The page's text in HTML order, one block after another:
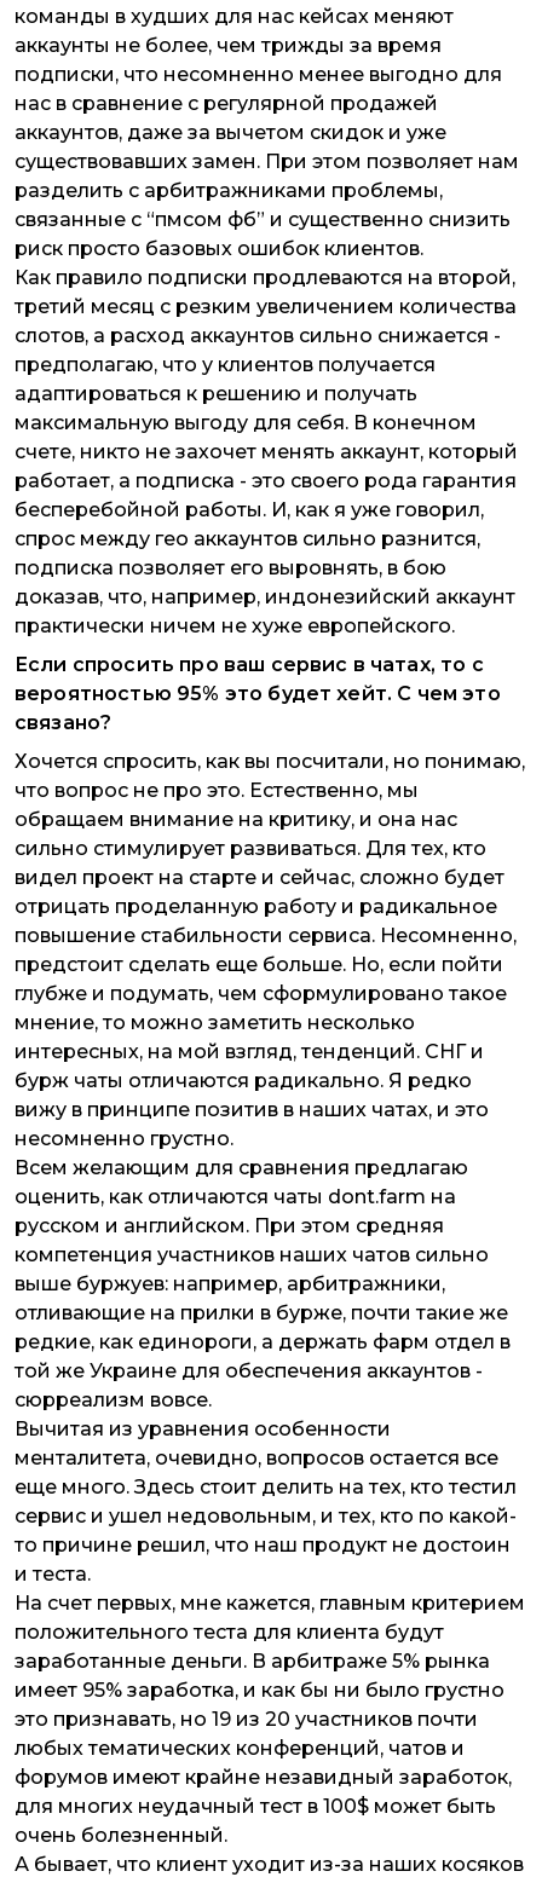
команды в худших для нас кейсах меняют
аккаунты не более, чем трижды за время
подписки, что несомненно менее выгодно для
нас в сравнение с регулярной продажей
аккаунтов, даже за вычетом скидок и уже
существовавших замен. При этом позволяет нам
разделить с арбитражниками проблемы,
связанные с “пмсом фб” и существенно снизить
риск просто базовых ошибок клиентов.
Как правило подписки продлеваются на второй,
третий месяц с резким увеличением количества
слотов, а расход аккаунтов сильно снижается -
предполагаю, что у клиентов получается
адаптироваться к решению и получать
максимальную выгоду для себя. В конечном
счете, никто не захочет менять аккаунт, который
работает, а подписка - это своего рода гарантия
бесперебойной работы. И, как я уже говорил,
спрос между гео аккаунтов сильно разнится,
подписка позволяет его выровнять, в бою
доказав, что, например, индонезийский аккаунт
практически ничем не хуже европейского.
Если спросить про ваш сервис в чатах, то с
вероятностью 95% это будет хейт. С чем это
связано?
Хочется спросить, как вы посчитали, но понимаю,
что вопрос не про это. Естественно, мы
обращаем внимание на критику, и она нас
сильно стимулирует развиваться. Для тех, кто
видел проект на старте и сейчас, сложно будет
отрицать проделанную работу и радикальное
повышение стабильности сервиса. Несомненно,
предстоит сделать еще больше. Но, если пойти
глубже и подумать, чем сформулировано такое
мнение, то можно заметить несколько
интересных, на мой взгляд, тенденций. СНГ и
бурж чаты отличаются радикально. Я редко
вижу в принципе позитив в наших чатах, и это
несомненно грустно.
Всем желающим для сравнения предлагаю
оценить, как отличаются чаты dont.farm на
русском и английском. При этом средняя
компетенция участников наших чатов сильно
выше буржуев: например, арбитражники,
отливающие на прилки в бурже, почти такие же
редкие, как единороги, а держать фарм отдел в
той же Украине для обеспечения аккаунтов -
сюрреализм вовсе.
Вычитая из уравнения особенности
менталитета, очевидно, вопросов остается все
еще много. Здесь стоит делить на тех, кто тестил
сервис и ушел недовольным, и тех, кто по какой-
то причине решил, что наш продукт не достоин
и теста.
На счет первых, мне кажется, главным критерием
положительного теста для клиента будут
заработанные деньги. В арбитраже 5% рынка
имеет 95% заработка, и как бы ни было грустно
это признавать, но 19 из 20 участников почти
любых тематических конференций, чатов и
форумов имеют крайне незавидный заработок,
для многих неудачный тест в 100$ может быть
очень болезненный.
А бывает, что клиент уходит из-за наших косяков